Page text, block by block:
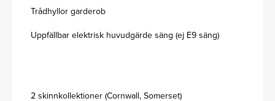
Trådhyllor garderob
Uppfällbar elektrisk huvudgärde säng (ej E9 säng)
2 skinnkollektioner (Cornwall, Somerset)